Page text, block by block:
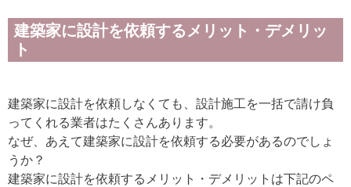
建築家に設計を依頼するメリット・デメリッ
ト
建築家に設計を依頼しなくても、設計施工を一括で請け負
ってくれる業者はたくさんあります。
なぜ、あえて建築家に設計を依頼する必要があるのでしょ
うか？
建築家に設計を依頼するメリット・デメリットは下記のペ